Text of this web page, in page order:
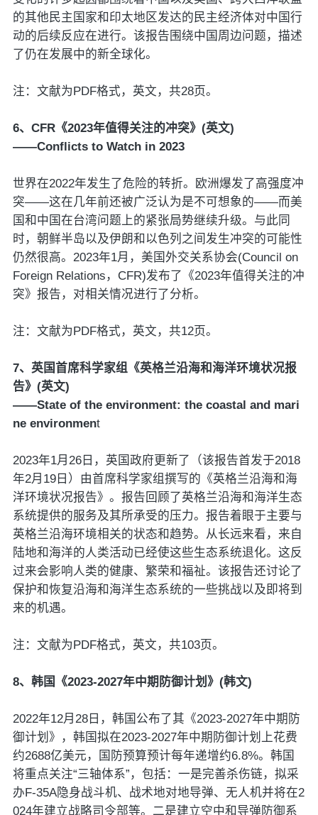
的其他民主国家和印太地区发达的民主经济体对中国行
动的后续反应在进行。该报告围绕中国周边问题，描述
了仍在发展中的新全球化。
注：文献为PDF格式，英文，共28页。
6、CFR《2023年值得关注的冲突》(英文)
——Conflicts to Watch in 2023
世界在2022年发生了危险的转折。欧洲爆发了高强度冲
突——这在几年前还被广泛认为是不可想象的——而美
国和中国在台湾问题上的紧张局势继续升级。与此同
时，朝鲜半岛以及伊朗和以色列之间发生冲突的可能性
仍然很高。2023年1月，美国外交关系协会(Council on
Foreign Relations，CFR)发布了《2023年值得关注的冲
突》报告，对相关情况进行了分析。
注：文献为PDF格式，英文，共12页。
7、英国首席科学家组《英格兰沿海和海洋环境状况报
告》(英文)
——State of the environment: the coastal and mari
ne environment
2023年1月26日，英国政府更新了（该报告首发于2018
年2月19日）由首席科学家组撰写的《英格兰沿海和海
洋环境状况报告》。报告回顾了英格兰沿海和海洋生态
系统提供的服务及其所承受的压力。报告着眼于主要与
英格兰沿海环境相关的状态和趋势。从长远来看，来自
陆地和海洋的人类活动已经使这些生态系统退化。这反
过来会影响人类的健康、繁荣和福祉。该报告还讨论了
保护和恢复沿海和海洋生态系统的一些挑战以及即将到
来的机遇。
注：文献为PDF格式，英文，共103页。
8、韩国《2023-2027年中期防御计划》(韩文)
2022年12月28日，韩国公布了其《2023-2027年中期防
御计划》，韩国拟在2023-2027年中期防御计划上花费
约2688亿美元，国防预算预计每年递增约6.8%。韩国
将重点关注“三轴体系”，包括：一是完善杀伤链，拟采
办F-35A隐身战斗机、战术地对地导弹、无人机并将在2
024年建立战略司令部等。二是建立空中和导弹防御系